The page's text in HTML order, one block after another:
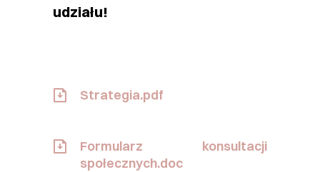
udziału!
Strategia.pdf
Formularz konsultacji
społecznych.doc